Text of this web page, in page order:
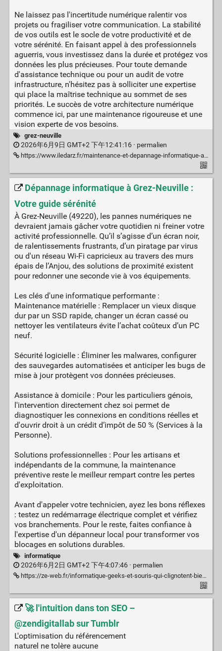
Ne laissez pas l'incertitude numérique ralentir vos
projets ou fragiliser votre communication. La stabilité
de vos outils est le socle de votre productivité et de
votre sérénité. En faisant appel à des professionnels
aguerris, vous investissez dans la durée et protégez vos
données les plus précieuses. Pour toute demande
d'assistance technique ou pour un audit de votre
infrastructure, n'hésitez pas à solliciter une expertise
qui place la maîtrise technique au sommet de ses
priorités. Le succès de votre architecture numérique
commence ici, par une maintenance rigoureuse et une
vision experte de vos besoins.
grez-neuville
2026年6月9日 GMT+2 下午12:41:16 · permalien
https://www.iledarz.fr/maintenance-et-depannage-informatique-a-grez-neuville-lexpertise-reseau-au-service-de-votre-serenite
Dépannage informatique à Grez-Neuville :
Votre guide sérénité
À Grez-Neuville (49220), les pannes numériques ne
devraient jamais gâcher votre quotidien ni freiner votre
activité professionnelle. Qu’il s’agisse d’un écran noir,
de ralentissements frustrants, d’un piratage par virus
ou d'un réseau Wi-Fi capricieux au travers des murs
épais de l’Anjou, des solutions de proximité existent
pour redonner une seconde vie à vos équipements.
Les clés d'une informatique performante :
Maintenance matérielle : Remplacer un vieux disque
dur par un SSD rapide, changer un écran cassé ou
nettoyer les ventilateurs évite l’achat coûteux d’un PC
neuf.
Sécurité logicielle : Éliminer les malwares, configurer
des sauvegardes automatisées et anticiper les bugs de
mise à jour protègent vos données précieuses.
Assistance à domicile : Pour les particuliers génois,
l'intervention directement chez soi permet de
diagnostiquer les connexions en conditions réelles et
d'ouvrir droit à un crédit d’impôt de 50 % (Services à la
Personne).
Solutions professionnelles : Pour les artisans et
indépendants de la commune, la maintenance
préventive reste le meilleur rempart contre les pertes
d'exploitation.
Avant d'appeler votre technicien, ayez les bons réflexes
: testez un redémarrage électrique complet et vérifiez
vos branchements. Pour le reste, faites confiance à
l'expertise d'un dépanneur local pour transformer vos
blocages en solutions durables.
informatique
2026年6月2日 GMT+2 下午4:07:46 · permalien
https://ze-web.fr/informatique-geeks-et-souris-qui-clignotent-bienvenue-dans-notre-monde
🚀 l'intuition dans ton SEO –
@zendigitallab sur Tumblr
L'optimisation du référencement
naturel ne tolère aucune